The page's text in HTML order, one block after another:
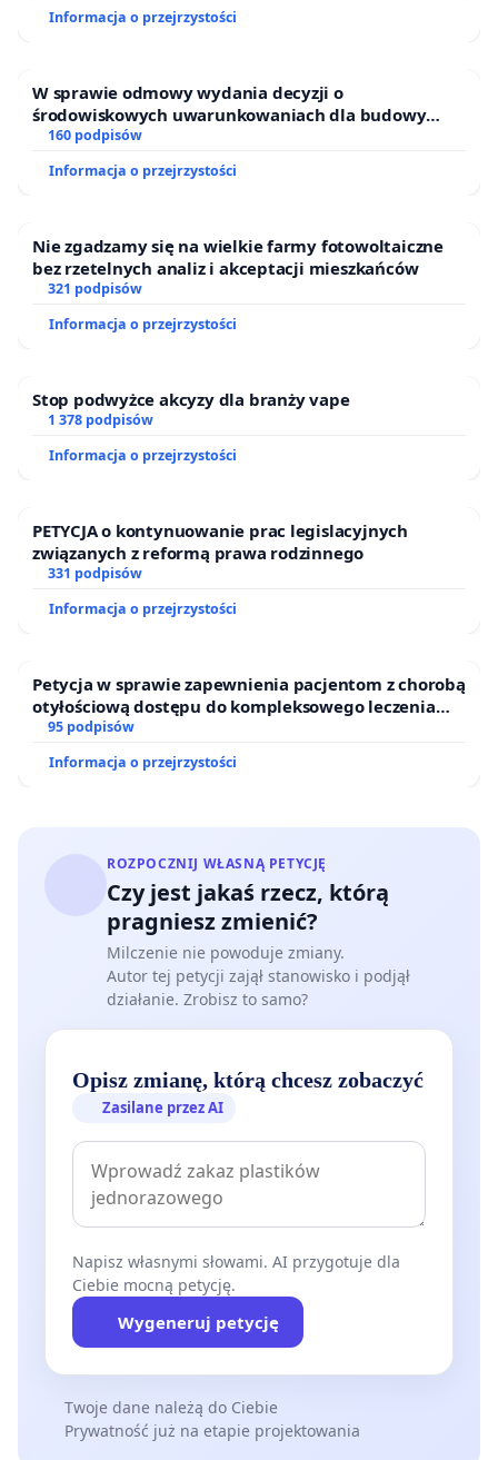
Informacja o przejrzystości
W sprawie odmowy wydania decyzji o
środowiskowych uwarunkowaniach dla budowy
zakładu wytwarzania biometanu „Krynki” w
Puszczy Knyszyńskiej
160 podpisów
Informacja o przejrzystości
Nie zgadzamy się na wielkie farmy fotowoltaiczne
bez rzetelnych analiz i akceptacji mieszkańców
321 podpisów
Informacja o przejrzystości
Stop podwyżce akcyzy dla branży vape
1 378 podpisów
Informacja o przejrzystości
PETYCJA o kontynuowanie prac legislacyjnych
związanych z reformą prawa rodzinnego
331 podpisów
Informacja o przejrzystości
Petycja w sprawie zapewnienia pacjentom z chorobą
otyłościową dostępu do kompleksowego leczenia
oraz programów profilaktycznych.
95 podpisów
Informacja o przejrzystości
ROZPOCZNIJ WŁASNĄ PETYCJĘ
Czy jest jakaś rzecz, którą
pragniesz zmienić?
Milczenie nie powoduje zmiany.
Autor tej petycji zajął stanowisko i podjął
działanie. Zrobisz to samo?
Opisz zmianę, którą chcesz zobaczyć
Zasilane przez AI
Napisz własnymi słowami. AI przygotuje dla
Ciebie mocną petycję.
Wygeneruj petycję
Twoje dane należą do Ciebie
Prywatność już na etapie projektowania